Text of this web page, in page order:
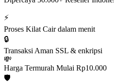
⚡
Proses Kilat Cair dalam menit
🔒
Transaksi Aman SSL & enkripsi
💸
Harga Termurah Mulai Rp10.000
🛡️